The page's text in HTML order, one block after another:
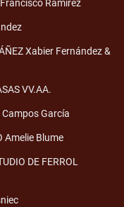
Ramírez
Xabier Fernández &
VV.AA.
Campos García
Amelie Blume
DE FERROL